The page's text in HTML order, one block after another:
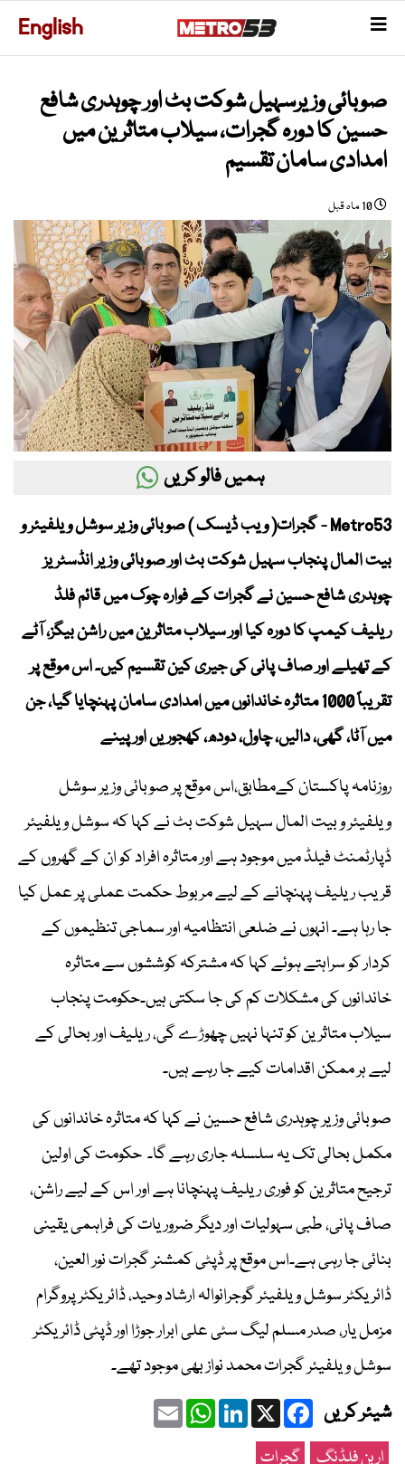
English
صوبائی وزیرسہیل شوکت بٹ اور چوہدری شافع
حسین کا دورہ گجرات، سیلاب متاثرین میں
امدادی سامان تقسیم
10 ماہ قبل
ہمیں فالو کریں
Metro53 - گجرات( ویب ڈیسک ) صوبائی وزیر سوشل ویلفیئر و
بیت المال پنجاب سہیل شوکت بٹ اور صوبائی وزیر انڈسٹریز
چوہدری شافع حسین نے گجرات کے فوارہ چوک میں قائم فلڈ
ریلیف کیمپ کا دورہ کیا اور سیلاب متاثرین میں راشن بیگز، آٹے
کے تھیلے اور صاف پانی کی جیری کین تقسیم کیں۔ اس موقع پر
تقریباً 1000 متاثرہ خاندانوں میں امدادی سامان پہنچایا گیا، جن
میں آٹا، گھی، دالیں، چاول، دودھ، کھجوریں اور پینے
روزنامہ پاکستان کےمطابق،اس موقع پر صوبائی وزیر سوشل
ویلفیئر و بیت المال سہیل شوکت بٹ نے کہا کہ سوشل ویلفیئر
ڈپارٹمنٹ فیلڈ میں موجود ہے اور متاثرہ افراد کو ان کے گھروں کے
قریب ریلیف پہنچانے کے لیے مربوط حکمت عملی پر عمل کیا
جا رہا ہے۔ انہوں نے ضلعی انتظامیہ اور سماجی تنظیموں کے
کردار کو سراہتے ہوئے کہا کہ مشترکہ کوششوں سے متاثرہ
خاندانوں کی مشکلات کم کی جا سکتی ہیں۔حکومت پنجاب
سیلاب متاثرین کو تنہا نہیں چھوڑے گی، ریلیف اور بحالی کے
لیے ہر ممکن اقدامات کیے جا رہے ہیں۔
صوبائی وزیر چوہدری شافع حسین نے کہا کہ متاثرہ خاندانوں کی
مکمل بحالی تک یہ سلسلہ جاری رہے گا۔ حکومت کی اولین
ترجیح متاثرین کو فوری ریلیف پہنچانا ہے اور اس کے لیے راشن،
صاف پانی، طبی سہولیات اور دیگر ضروریات کی فراہمی یقینی
بنائی جا رہی ہے۔اس موقع پر ڈپٹی کمشنر گجرات نور العین،
ڈائریکٹر سوشل ویلفیئر گوجرانوالہ ارشاد وحید، ڈائریکٹر پروگرام
مزمل یار، صدر مسلم لیگ سٹی علی ابرار جوڑا اور ڈپٹی ڈائریکٹر
سوشل ویلفیئر گجرات محمد نواز بھی موجود تھے۔
شیئر کریں Facebook
X
LinkedIn
WhatsApp
Email
اربن فلڈنگ گجرات